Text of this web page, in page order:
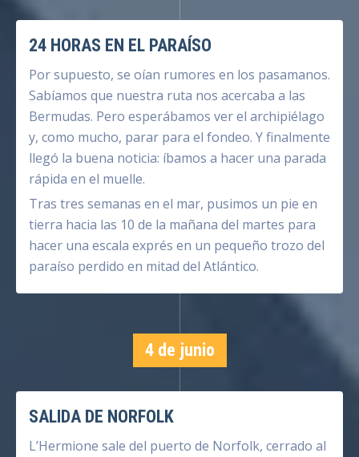
24 HORAS EN EL PARAÍSO
Por supuesto, se oían rumores en los pasamanos.
Sabíamos que nuestra ruta nos acercaba a las
Bermudas. Pero esperábamos ver el archipiélago
y, como mucho, parar para el fondeo. Y finalmente
llegó la buena noticia: íbamos a hacer una parada
rápida en el muelle.
Tras tres semanas en el mar, pusimos un pie en
tierra hacia las 10 de la mañana del martes para
hacer una escala exprés en un pequeño trozo del
paraíso perdido en mitad del Atlántico.
4 de junio
SALIDA DE NORFOLK
L’Hermione sale del puerto de Norfolk, cerrado al